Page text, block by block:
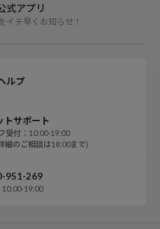
式アプリ
イチ早くお知らせ！
ルプ
トサポート
受付：10:00-19:00
細のご相談は18:00まで)
951-269
19:00